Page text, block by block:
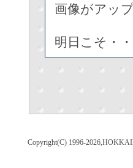
画像がアッ
明日こそ・
Copyright(C) 1996-